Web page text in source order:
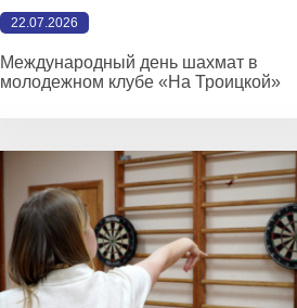
22.07.2026
Международный день шахмат в
молодежном клубе «На Троицкой»